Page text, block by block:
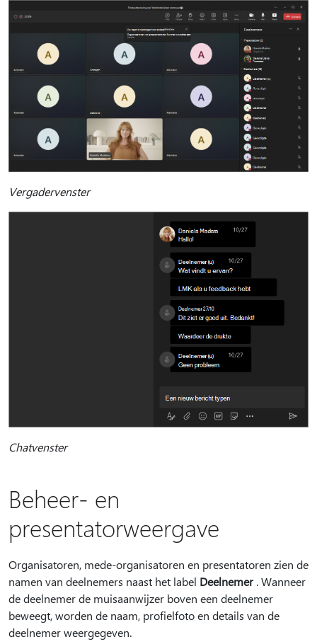
Vergadervenster
Chatvenster
Beheer- en
presentatorweergave
Organisatoren, mede-organisatoren en presentatoren zien de
namen van deelnemers naast het label Deelnemer. Wanneer
de deelnemer de muisaanwijzer boven een deelnemer
beweegt, worden de naam, profielfoto en details van de
deelnemer weergegeven.